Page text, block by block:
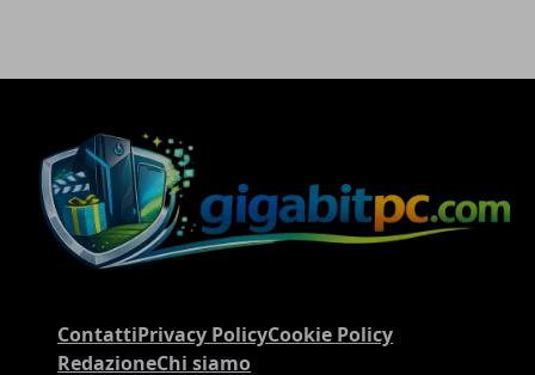
ContattiPrivacy PolicyCookie Policy
RedazioneChi siamo